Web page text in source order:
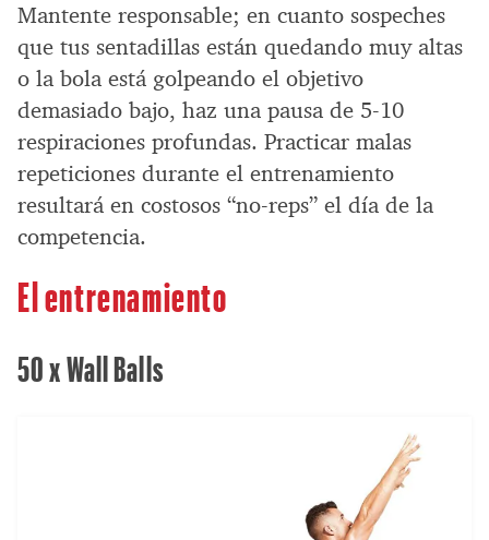
Mantente responsable; en cuanto sospeches
que tus sentadillas están quedando muy altas
o la bola está golpeando el objetivo
demasiado bajo, haz una pausa de 5-10
respiraciones profundas. Practicar malas
repeticiones durante el entrenamiento
resultará en costosos “no-reps” el día de la
competencia.
El entrenamiento
50 x Wall Balls